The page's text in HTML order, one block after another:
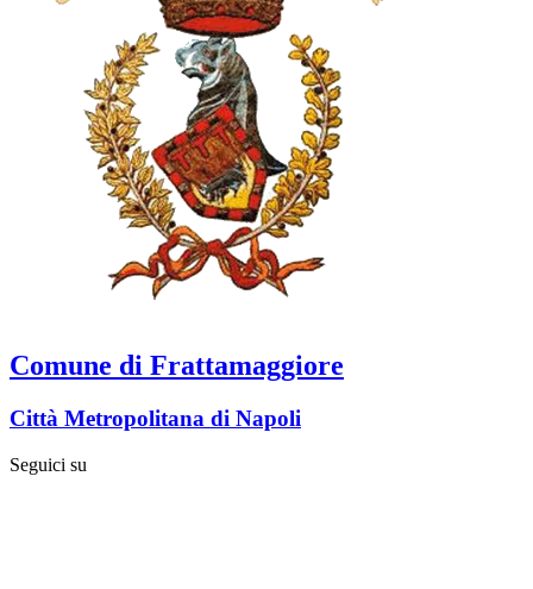
Comune di Frattamaggiore
Città Metropolitana di Napoli
Seguici su